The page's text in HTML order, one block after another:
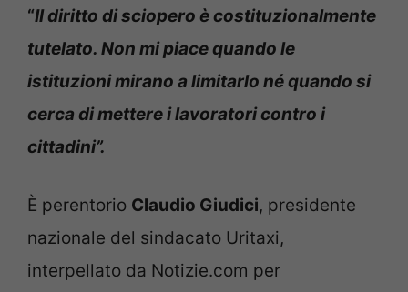
“Il diritto di sciopero è costituzionalmente
tutelato. Non mi piace quando le
istituzioni mirano a limitarlo né quando si
cerca di mettere i lavoratori contro i
cittadini”.
È perentorio Claudio Giudici, presidente
nazionale del sindacato Uritaxi,
interpellato da Notizie.com per